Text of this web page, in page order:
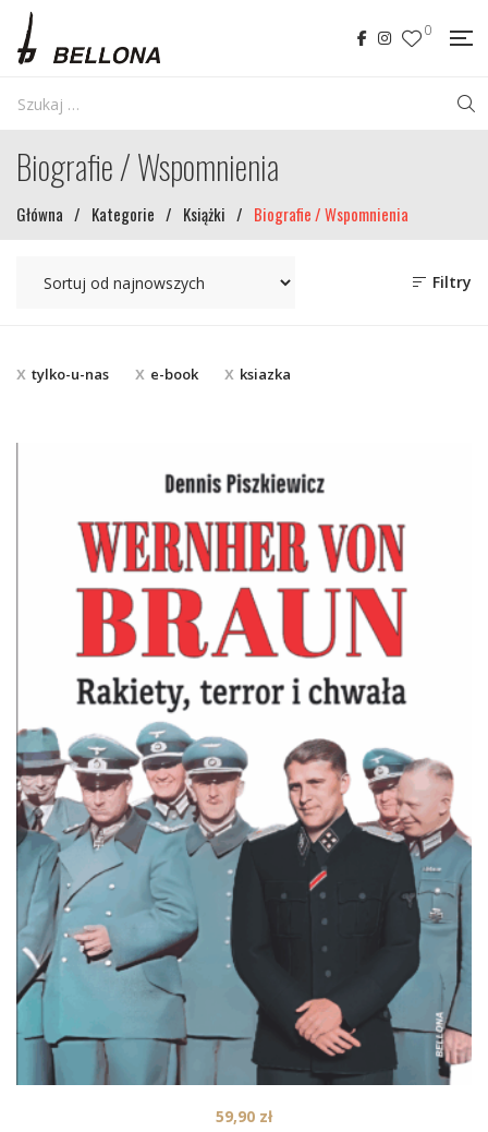
0
Biografie / Wspomnienia
Główna / Kategorie / Książki / Biografie / Wspomnienia
Filtry
tylko-u-nas e-book ksiazka
59,90 zł